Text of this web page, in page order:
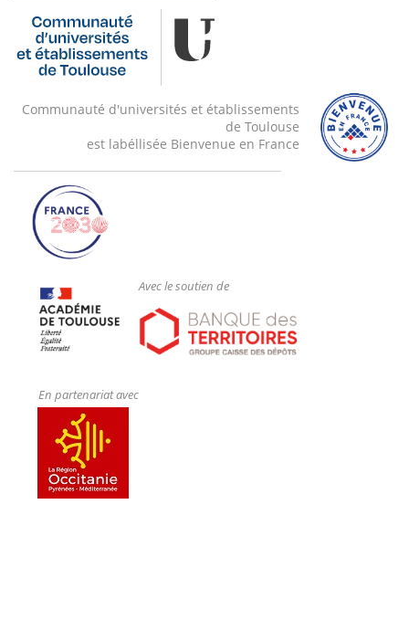
Communauté d'universités et établissements
de Toulouse
est labéllisée Bienvenue en France
Avec le soutien de
En partenariat avec